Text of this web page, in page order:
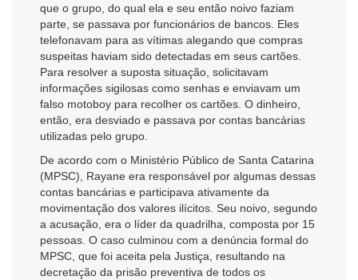
que o grupo, do qual ela e seu então noivo faziam
parte, se passava por funcionários de bancos. Eles
telefonavam para as vítimas alegando que compras
suspeitas haviam sido detectadas em seus cartões.
Para resolver a suposta situação, solicitavam
informações sigilosas como senhas e enviavam um
falso motoboy para recolher os cartões. O dinheiro,
então, era desviado e passava por contas bancárias
utilizadas pelo grupo.
De acordo com o Ministério Público de Santa Catarina
(MPSC), Rayane era responsável por algumas dessas
contas bancárias e participava ativamente da
movimentação dos valores ilícitos. Seu noivo, segundo
a acusação, era o líder da quadrilha, composta por 15
pessoas. O caso culminou com a denúncia formal do
MPSC, que foi aceita pela Justiça, resultando na
decretação da prisão preventiva de todos os